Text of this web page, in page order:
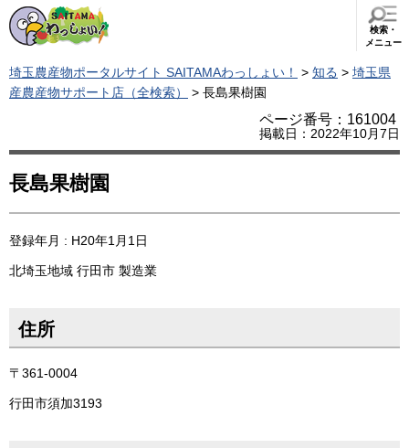
検索・
メニュー
埼玉農産物ポータルサイト SAITAMAわっしょい！ > 知る > 埼玉県
産農産物サポート店（全検索）
> 長島果樹園
ページ番号：161004
掲載日：2022年10月7日
長島果樹園
登録年月 : H20年1月1日
北埼玉地域 行田市 製造業
住所
〒361-0004
行田市須加3193